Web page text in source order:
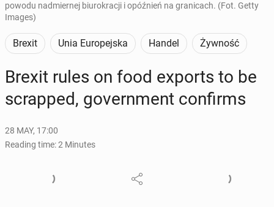
powodu nadmiernej biurokracji i opóźnień na granicach. (Fot. Getty
Images)
Brexit Unia Europejska Handel Żywność
Brexit rules on food exports to be
scrapped, gov­ern­ment con­firms
28 MAY, 17:00
Reading time: 2 Minutes